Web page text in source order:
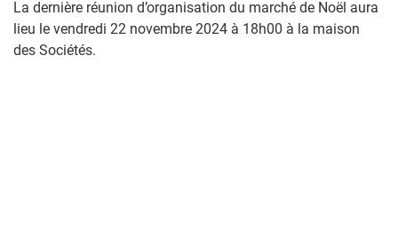
La dernière réunion d’organisation du marché de Noël aura
lieu le vendredi 22 novembre 2024 à 18h00 à la maison
des Sociétés.